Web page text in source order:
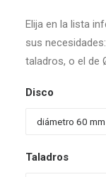
Elija en la lista
sus
taladros, o el de
Disco
Taladros